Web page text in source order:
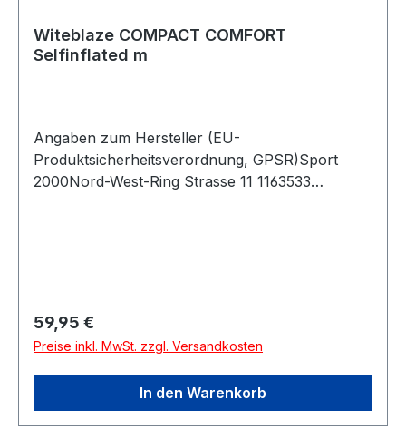
Witeblaze COMPACT COMFORT
Selfinflated m
Angaben zum Hersteller (EU-
Produktsicherheitsverordnung, GPSR)Sport
2000Nord-West-Ring Strasse 11 1163533
Regulärer Preis:
59,95 €
Preise inkl. MwSt. zzgl. Versandkosten
In den Warenkorb